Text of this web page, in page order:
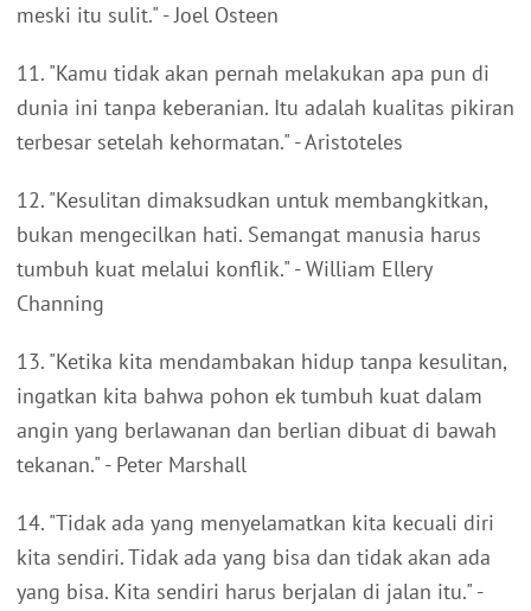
meski itu sulit." - Joel Osteen
11. "Kamu tidak akan pernah melakukan apa pun di
dunia ini tanpa keberanian. Itu adalah kualitas pikiran
terbesar setelah kehormatan." - Aristoteles
12. "Kesulitan dimaksudkan untuk membangkitkan,
bukan mengecilkan hati. Semangat manusia harus
tumbuh kuat melalui konflik." - William Ellery
Channing
13. "Ketika kita mendambakan hidup tanpa kesulitan,
ingatkan kita bahwa pohon ek tumbuh kuat dalam
angin yang berlawanan dan berlian dibuat di bawah
tekanan." - Peter Marshall
14. "Tidak ada yang menyelamatkan kita kecuali diri
kita sendiri. Tidak ada yang bisa dan tidak akan ada
yang bisa. Kita sendiri harus berjalan di jalan itu." -